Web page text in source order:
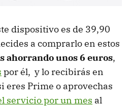
dispositivo es de 39,90
a comprarlo en estos
ahorrando unos 6 euros,
por él, y lo recibirás en
eres Prime o aprovechas
servicio por un mes al